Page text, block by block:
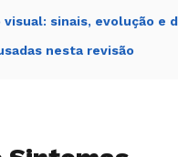
visual: sinais, evolução e
nesta revisão